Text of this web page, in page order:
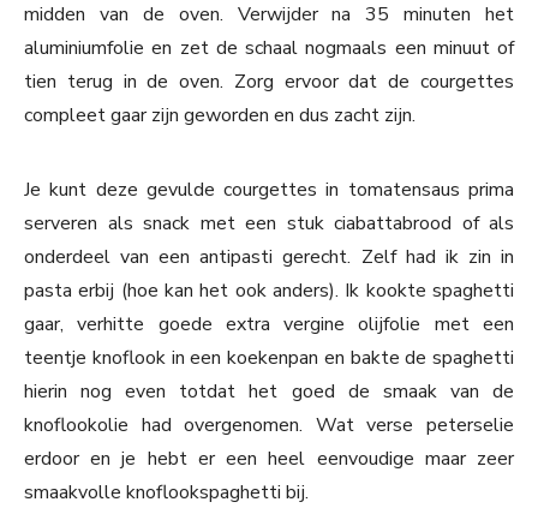
midden van de oven. Verwijder na 35 minuten het
aluminiumfolie en zet de schaal nogmaals een minuut of
tien terug in de oven. Zorg ervoor dat de courgettes
compleet gaar zijn geworden en dus zacht zijn.
Je kunt deze gevulde courgettes in tomatensaus prima
serveren als snack met een stuk ciabattabrood of als
onderdeel van een antipasti gerecht. Zelf had ik zin in
pasta erbij (hoe kan het ook anders). Ik kookte spaghetti
gaar, verhitte goede extra vergine olijfolie met een
teentje knoflook in een koekenpan en bakte de spaghetti
hierin nog even totdat het goed de smaak van de
knoflookolie had overgenomen. Wat verse peterselie
erdoor en je hebt er een heel eenvoudige maar zeer
smaakvolle knoflookspaghetti bij.